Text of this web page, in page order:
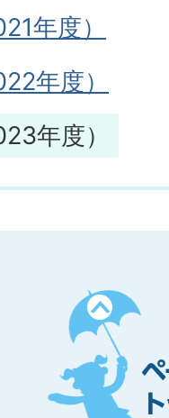
年度）
年度）
年度）
ペ
ー
ジ